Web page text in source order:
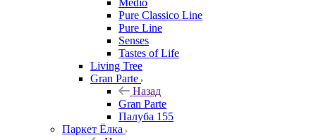
Medio
Pure Classico Line
Pure Line
Senses
Tastes of Life
Living Tree
Gran Parte
Назад
Gran Parte
Палуба 155
Паркет Ёлка